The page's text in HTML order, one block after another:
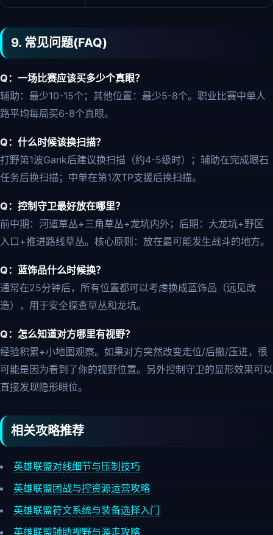
9. 常见问题(FAQ)
Q：一场比赛应该买多少个真眼？
辅助：最少10-15个；其他位置：最少5-8个。职业比赛中单人
路平均每局买6-8个真眼。
Q：什么时候该换扫描？
打野第1波Gank后建议换扫描（约4-5级时）；辅助在完成眼石
任务后换扫描；中单在第1次TP支援后换扫描。
Q：控制守卫最好放在哪里？
前中期：河道草丛+三角草丛+龙坑内外；后期：大龙坑+野区
入口+推进路线草丛。核心原则：放在最可能发生战斗的地方。
Q：蓝饰品什么时候换？
通常在25分钟后，所有位置都可以考虑换成蓝饰品（远见改
造），用于安全探查草丛和龙坑。
Q：怎么知道对方哪里有视野？
经验积累+小地图观察。如果对方突然改变走位/后撤/压进，很
可能是因为看到了你的视野位置。另外控制守卫的显形效果可以
直接发现隐形眼位。
相关攻略推荐
英雄联盟对线细节与压制技巧
英雄联盟团战与控资源运营攻略
英雄联盟符文系统与装备选择入门
英雄联盟辅助视野与游走攻略